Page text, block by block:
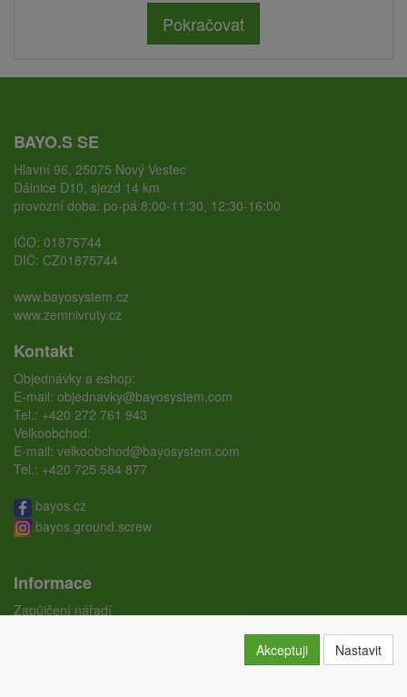
Pokračovat
BAYO.S SE
Hlavní 96, 25075 Nový Vestec
Dálnice D10, sjezd 14 km
provozní doba: po-pá 8:00-11:30, 12:30-16:00
IČO: 01875744
DIČ: CZ01875744
www.bayosystem.cz
www.zemnivruty.cz
Kontakt
Objednávky a eshop:
E-mail: objednavky@bayosystem.com
Tel.: +420 272 761 943
Velkoobchod:
E-mail: velkoobchod@bayosystem.com
Tel.: +420 725 584 877
bayos.cz
bayos.ground.screw
Informace
Zapůjčení nářadí
Akceptuji Nastavit